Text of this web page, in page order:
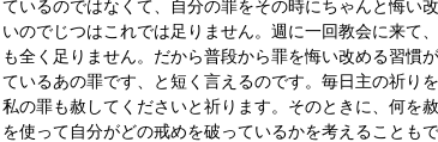
ているのではなくて、自分の罪をその時にちゃんと悔い
いのでじつはこれでは足りません。週に一回教会に来て
も全く足りません。だから普段から罪を悔い改める習慣
ているあの罪です、と短く言えるのです。毎日主の祈り
私の罪も赦してくださいと祈ります。そのときに、何を
を使って自分がどの戒めを破っているかを考えることもで